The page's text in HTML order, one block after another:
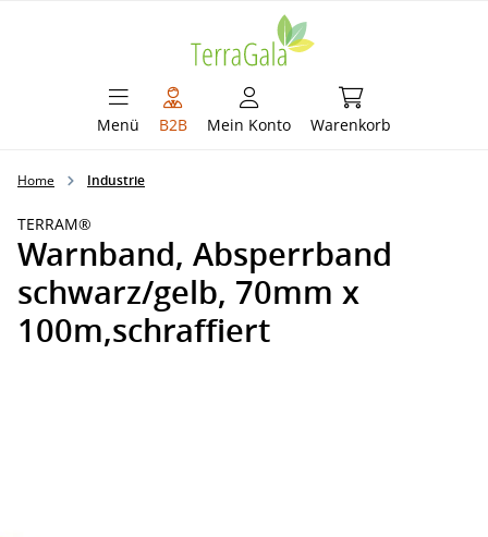
Menü B2B Mein Konto Warenkorb
Warenkorb
Home Industrie
TERRAM®
Warnband, Absperrband
schwarz/gelb, 70mm x
100m,schraffiert